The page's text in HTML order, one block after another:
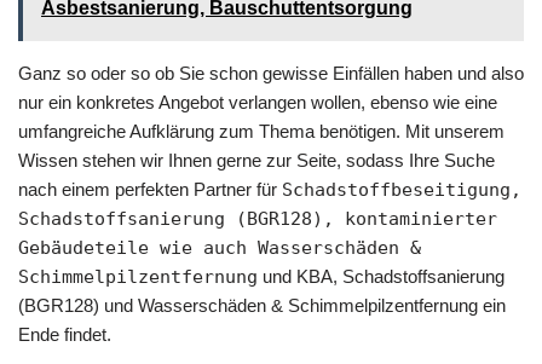
Asbestsanierung, Bauschuttentsorgung
Ganz so oder so ob Sie schon gewisse Einfällen haben und also
nur ein konkretes Angebot verlangen wollen, ebenso wie eine
umfangreiche Aufklärung zum Thema benötigen. Mit unserem
Wissen stehen wir Ihnen gerne zur Seite, sodass Ihre Suche
nach einem perfekten Partner für Schadstoffbeseitigung,
Schadstoffsanierung (BGR128), kontaminierter
Gebäudeteile wie auch Wasserschäden &
Schimmelpilzentfernung und KBA, Schadstoffsanierung
(BGR128) und Wasserschäden & Schimmelpilzentfernung ein
Ende findet.